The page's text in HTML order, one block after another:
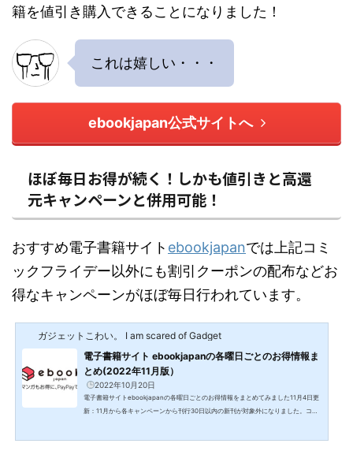
籍を値引き購入できることになりました！
これは嬉しい・・・
ebookjapan公式サイトへ
ほぼ毎日お得が続く！しかも値引きと高還
元キャンペーンと併用可能！
おすすめ電子書籍サイト ebookjapanでは上記コミ
ックフライデー以外にも割引クーポンの配布などお
得なキャンペーンがほぼ毎日行われています。
ガジェットこわい。 I am scared of Gadget
電子書籍サイト ebookjapanの各曜日ごとのお得情報ま
とめ(2022年11月版）
2022年10月20日
電子書籍サイトebookjapanの各曜日ごとのお得情報をまとめてみました11月4日更
新：11月から各キャンペーンから刊行30日以内の新刊が対象外になりました。コミ